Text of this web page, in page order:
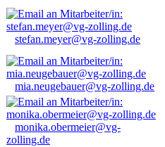
stefan.meyer@vg-zolling.de
mia.neugebauer@vg-zolling.de
monika.obermeier@vg-
zolling.de